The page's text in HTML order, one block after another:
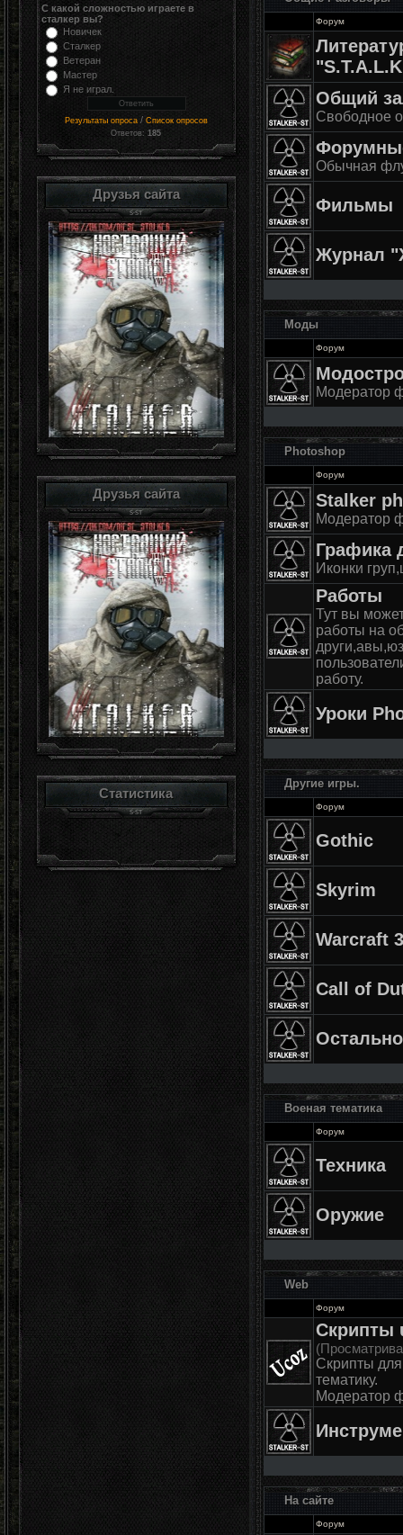
С какой сложностью играете в
сталкер вы?
Новичек
Сталкер
Ветеран
Мастер
Я не играл.
Результаты опроса / Список опросов
Ответов:185
Друзья сайта
Друзья сайта
Статистика
Форум
Общий
Свободное
Обычная
Фильмы
Журнал
Моды
Форум
Модератор
Photoshop
Форум
Stalker
Модератор
Графика
Иконки
Работы
Тут вы
работы на
работу.
Уроки
Другие игры.
Форум
Gothic
Skyrim
Warcraft 3
Call of
Военая тематика
Форум
Техника
Оружие
Web
Форум
Скрипты
Скрипты
тематику.
Модератор
На сайте
Форум